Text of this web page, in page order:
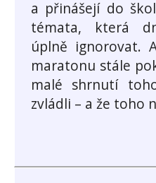
a přinášejí do
témata, která
úplně ignorovat.
maratonu stále
malé shrnutí
zvládli – a že toho